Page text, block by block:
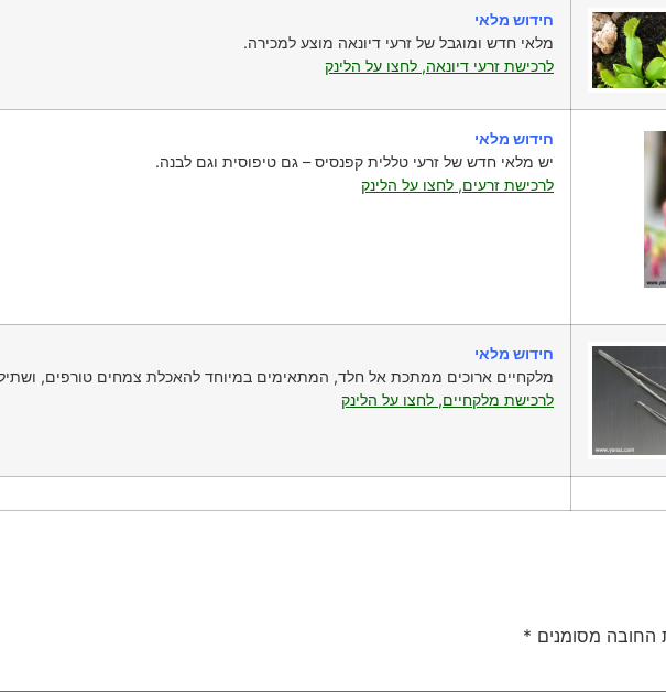
חידוש מלאי
מלאי חדש ומוגבל של זרעי דיונאה מוצע למכירה.
לרכישת זרעי דיונאה, לחצו על הלינק
חידוש מלאי
יש מלאי חדש של זרעי טללית קפנסיס – גם טיפוסית וגם לבנה.
לרכישת זרעים, לחצו על הלינק
חידוש מלאי
מלקחיים ארוכים ממתכת אל חלד, המתאימים במיוחד להאכלת צמחים טורפים,
לרכישת מלקחיים, לחצו על הלינק
החובה מסומנים *